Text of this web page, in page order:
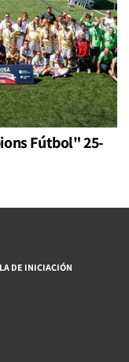
Fútbol" 25-
DE INICIACIÓN